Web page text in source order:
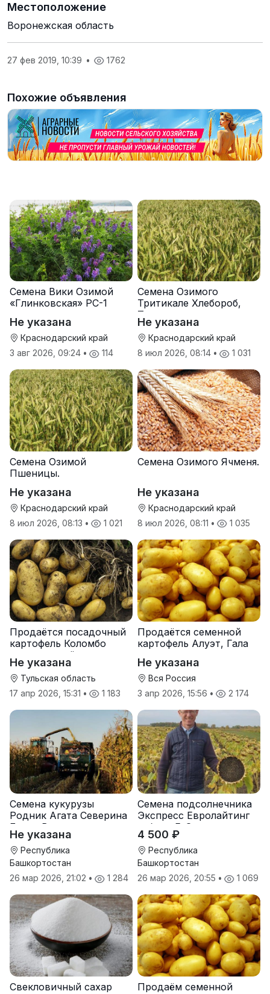
Местоположение
Воронежская область
27 фев 2019, 10:39 • 1762
Похожие объявления
Семена Вики Озимой
«Глинковская» РС-1
Не указана
Краснодарский край
3 авг 2026, 09:24 • 114
Семена Озимого
Тритикале Хлебороб,
Тихон
Не указана
Краснодарский край
8 июл 2026, 08:14 • 1 031
Семена Озимой
Пшеницы.
Не указана
Краснодарский край
8 июл 2026, 08:13 • 1 021
Семена Озимого Ячменя.
Не указана
Краснодарский край
8 июл 2026, 08:11 • 1 035
Продаётся посадочный
картофель Коломбо
оптом от трёх тонн
Не указана
Тульская область
17 апр 2026, 15:31 • 1 183
Продаётся семенной
картофель Алуэт, Гала
Не указана
Вся Россия
3 апр 2026, 15:56 • 2 174
Семена кукурузы
Родник Агата Северина
Берта Вилора
Прохладненский Дарина
Росс Машук Катерина
Не указана
Республика
Башкортостан
26 мар 2026, 21:02 • 1 284
Семена подсолнечника
Экспресс Евролайтинг
гибрид F-G+
4 500 ₽
Республика
Башкортостан
26 мар 2026, 20:55 • 1 069
Свекловичный сахар
Продаём семенной